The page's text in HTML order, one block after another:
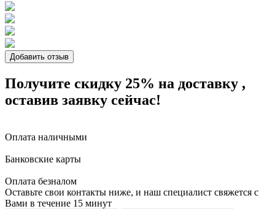
Добавить отзыв
Получите скидку 25% на доставку ,
оставив заявку сейчас!
Оплата наличными
Банковские карты
Оплата безналом
Оставьте свои контакты ниже, и наш специалист свяжется с
Вами в течение 15 минут